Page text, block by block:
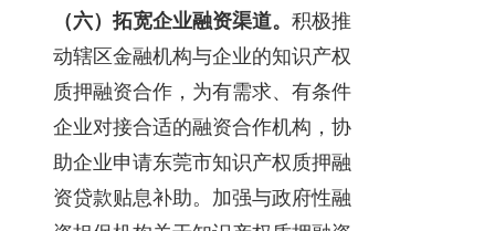
（六）拓宽企业融资渠道。 积极推
动辖区金融机构与企业的知识产权
质押融资合作，为有需求、有条件
企业对接合适的融资合作机构，协
助企业申请东莞市知识产权质押融
资贷款贴息补助。加强与政府性融